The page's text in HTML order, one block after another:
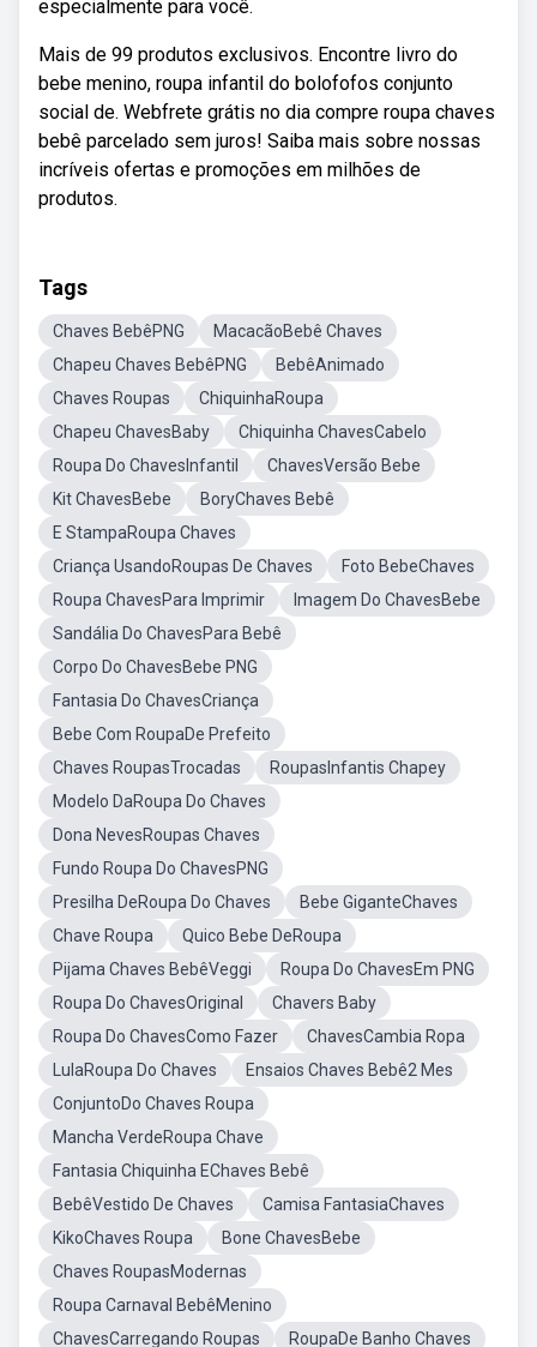
especialmente para você.
Mais de 99 produtos exclusivos. Encontre livro do
bebe menino, roupa infantil do bolofofos conjunto
social de. Webfrete grátis no dia compre roupa chaves
bebê parcelado sem juros! Saiba mais sobre nossas
incríveis ofertas e promoções em milhões de
produtos.
Tags
Chaves BebêPNG
MacacãoBebê Chaves
Chapeu Chaves BebêPNG
BebêAnimado
Chaves Roupas
ChiquinhaRoupa
Chapeu ChavesBaby
Chiquinha ChavesCabelo
Roupa Do ChavesInfantil
ChavesVersão Bebe
Kit ChavesBebe
BoryChaves Bebê
E StampaRoupa Chaves
Criança UsandoRoupas De Chaves
Foto BebeChaves
Roupa ChavesPara Imprimir
Imagem Do ChavesBebe
Sandália Do ChavesPara Bebê
Corpo Do ChavesBebe PNG
Fantasia Do ChavesCriança
Bebe Com RoupaDe Prefeito
Chaves RoupasTrocadas
RoupasInfantis Chapey
Modelo DaRoupa Do Chaves
Dona NevesRoupas Chaves
Fundo Roupa Do ChavesPNG
Presilha DeRoupa Do Chaves
Bebe GiganteChaves
Chave Roupa
Quico Bebe DeRoupa
Pijama Chaves BebêVeggi
Roupa Do ChavesEm PNG
Roupa Do ChavesOriginal
Chavers Baby
Roupa Do ChavesComo Fazer
ChavesCambia Ropa
LulaRoupa Do Chaves
Ensaios Chaves Bebê2 Mes
ConjuntoDo Chaves Roupa
Mancha VerdeRoupa Chave
Fantasia Chiquinha EChaves Bebê
BebêVestido De Chaves
Camisa FantasiaChaves
KikoChaves Roupa
Bone ChavesBebe
Chaves RoupasModernas
Roupa Carnaval BebêMenino
ChavesCarregando Roupas
RoupaDe Banho Chaves